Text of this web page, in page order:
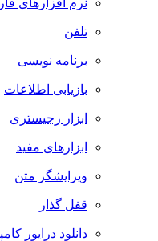
نرم افزارهای
تلفن
برنامه نویسی
بازیابی اطلاعات
ابزار رجیستری
ابزارهای مفید
ویرایشگر متن
قفل گذار
دانلود درایور